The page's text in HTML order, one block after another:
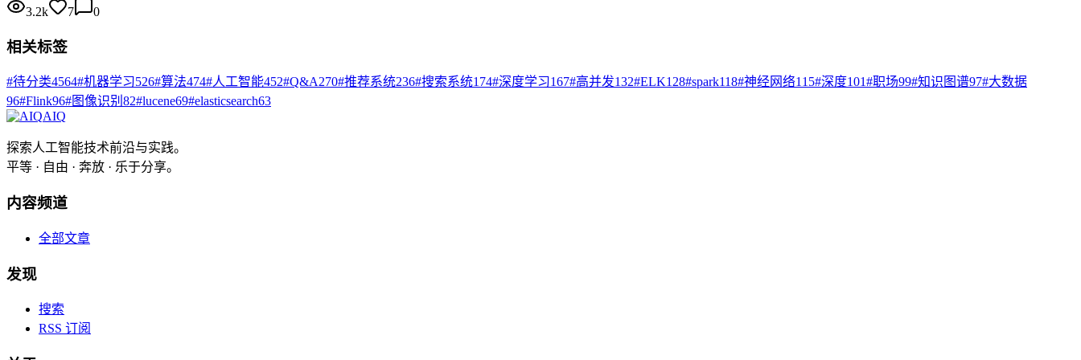
3.2k 7 0
相关标签
#待分类4564#机器学习526#算法474#人工智能452#Q&A270#推荐系统236#搜索系统174#深度学习167#高并发132#ELK128#spark118#神经网络115#深度101#职场99#知识图谱97#大数据
96#Flink96#图像识别 82#lucene69#elasticsearch63
AIQ
探索人工智能技术前沿与实践。
平等 · 自由 · 奔放 · 乐于分享。
内容频道
全部文章
发现
搜索
RSS 订阅